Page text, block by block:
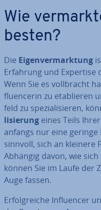
Wie
besten?
Die Ei­gen­ver­mark­tung
Erfahrung und Expertise
Wenn Sie es voll­bracht
fluen­ce­rin zu eta­blie­ren
feld zu spe­zia­li­sie­ren,
li­sie­rung eines Teils
anfangs nur eine geringe
sinnvoll, sich an kleinere
Abhängig davon, wie
können Sie im Laufe der
Auge fassen.
Er­folg­rei­che In­fluen­cer